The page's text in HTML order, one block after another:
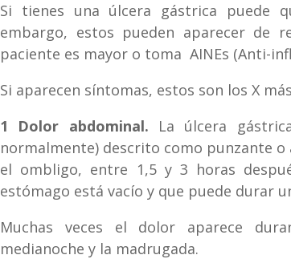
Si tienes una úlcera gástrica puede
embargo, estos pueden aparecer de
paciente es mayor o toma AINEs (Anti-
Si aparecen síntomas, estos son los X
1 Dolor abdominal. La úlcera
normalmente) descrito como punzante
el ombligo, entre 1,5 y 3 horas
estómago está vacío y que puede durar
Muchas veces el dolor aparece
medianoche y la madrugada.